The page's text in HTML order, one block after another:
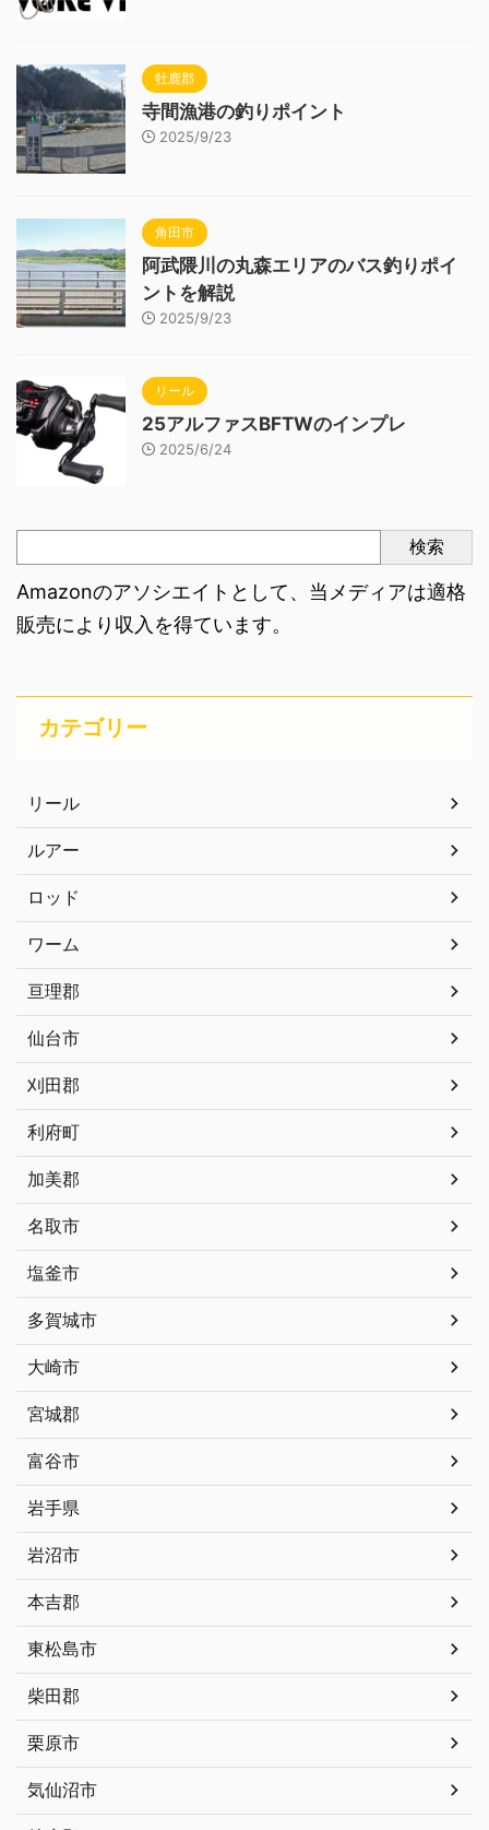
牡鹿郡
寺間漁港の釣りポイント
2025/9/23
角田市
阿武隈川の丸森エリアのバス釣りポイ
ントを解説
2025/9/23
リール
25アルファスBFTWのインプレ
2025/6/24
検索
Amazonのアソシエイトとして、当メディアは適格
販売により収入を得ています。
カテゴリー
リール
ルアー
ロッド
ワーム
亘理郡
仙台市
刈田郡
利府町
加美郡
名取市
塩釜市
多賀城市
大崎市
宮城郡
富谷市
岩手県
岩沼市
本吉郡
東松島市
柴田郡
栗原市
気仙沼市